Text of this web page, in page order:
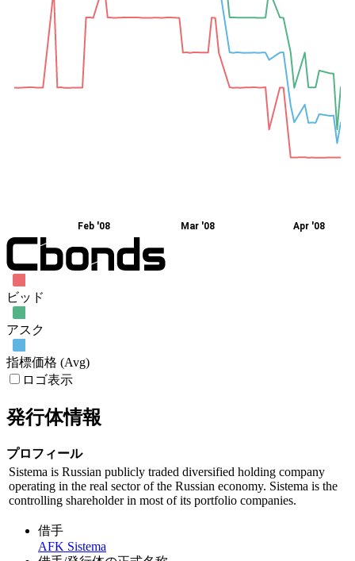
Feb '08 Mar '08 Apr '08
ビッド
アスク
指標価格 (Avg)
ロゴ表示
発行体情報
プロフィール
Sistema is Russian publicly traded diversified holding company
operating in the real sector of the Russian economy. Sistema is the
controlling shareholder in most of its portfolio companies.
借手
AFK Sistema